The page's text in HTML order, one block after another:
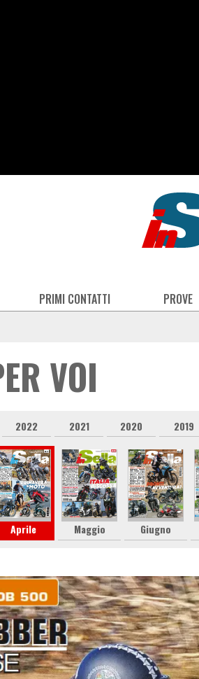
PRIMI CONTATTI PROVE
VOI
2022 2021 2020 2019
Aprile Maggio Giugno